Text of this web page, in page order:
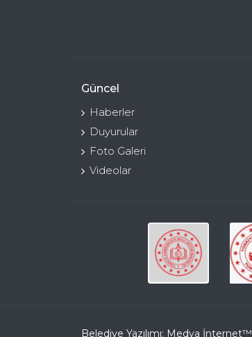
Güncel
Haberler
Duyurular
Foto Galeri
Videolar
Belediye Yazılımı: Medya İnternet™